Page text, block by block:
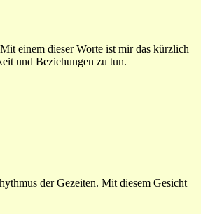
einem dieser Worte ist mir das kürzlich
und Beziehungen zu tun.
der Gezeiten. Mit diesem Gesicht